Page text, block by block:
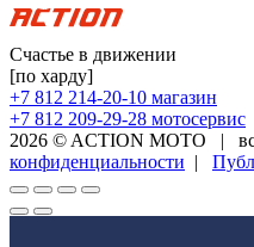
Счастье в движении
[по харду]
+7 812 214-20-10 магазин
+7 812 209-29-28 мотосервис
2026 © ACTION MOTO |
конфиденциальности |